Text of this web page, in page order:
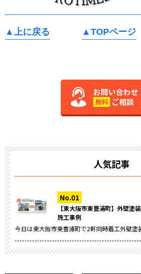
▲上に戻る ▲TOPページ
お問い合わせ
無料 ご相談
人気記事
【東大阪市東豊浦町】外壁塗
施工事例
今日は東大阪市東豊浦町で2軒同時着工外壁塗